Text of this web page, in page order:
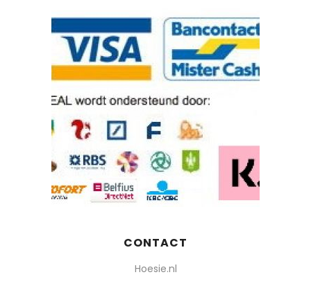
CONTACT
Hoesie.nl